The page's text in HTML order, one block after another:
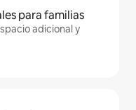
para familias
adicional y